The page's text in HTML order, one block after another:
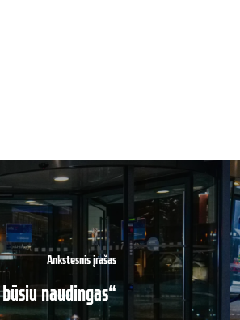
Ankstesnis įrašas
naudingas“